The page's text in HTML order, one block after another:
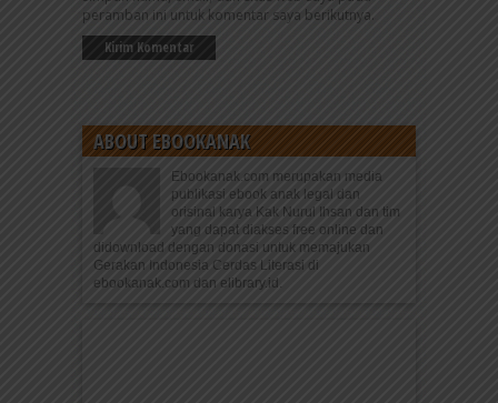
peramban ini untuk komentar saya berikutnya.
ABOUT EBOOKANAK
Ebookanak.com merupakan media
publikasi ebook anak legal dan
orisinal karya Kak Nurul Ihsan dan tim
yang dapat diakses free online dan
didownload dengan donasi untuk memajukan
Gerakan Indonesia Cerdas Literasi di
ebookanak.com dan elibrary.id.